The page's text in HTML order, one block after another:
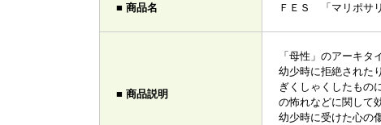
■ 商品名 ＦＥＳ 「マリポサ
■ 商品説明
「母性」のアーキタ
幼少時に拒絶された
ぎくしゃくしたもの
の怖れなどに関して
幼少時に受けた心の